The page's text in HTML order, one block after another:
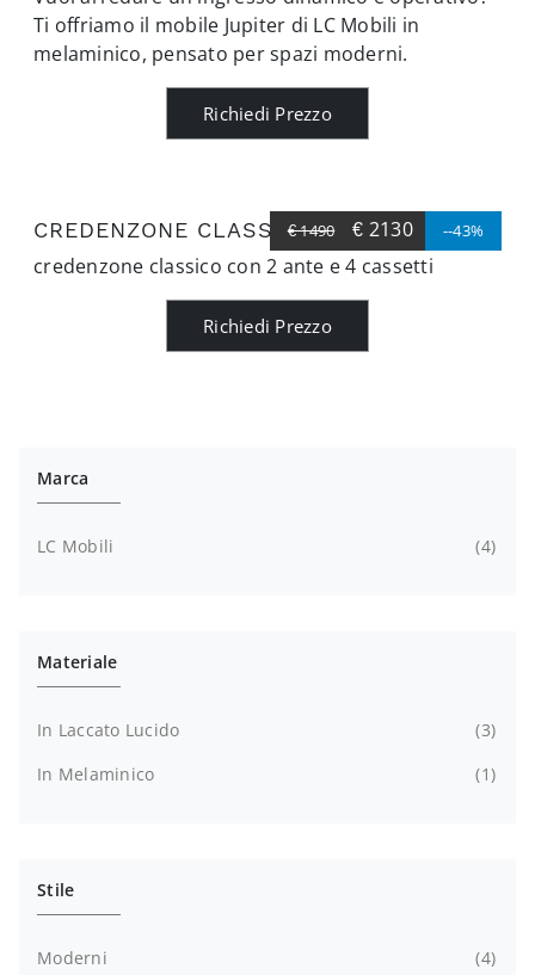
Ti offriamo il mobile Jupiter di LC Mobili in
melaminico, pensato per spazi moderni.
Richiedi Prezzo
CREDENZONE CLASSICO
credenzone classico con 2 ante e 4 cassetti
Richiedi Prezzo
€ 1490 € 2130 --43%
Marca
LC Mobili 4
Materiale
In Laccato Lucido
3
In Melaminico
1
Stile
Moderni 4